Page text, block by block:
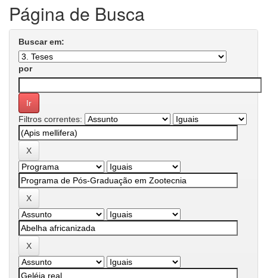
Página de Busca
Buscar em:
por
Filtros correntes: